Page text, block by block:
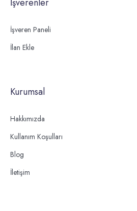
İşveren Paneli
İlan Ekle
Kurumsal
Hakkımızda
Kullanım Koşulları
Blog
İletişim